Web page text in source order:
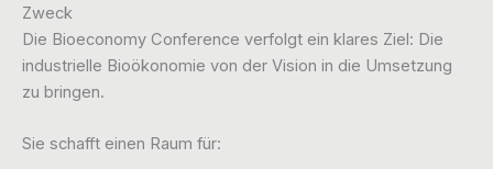
Zweck
Die Bioeconomy Conference verfolgt ein klares Ziel: Die
industrielle Bioökonomie von der Vision in die Umsetzung
zu bringen.
Sie schafft einen Raum für: